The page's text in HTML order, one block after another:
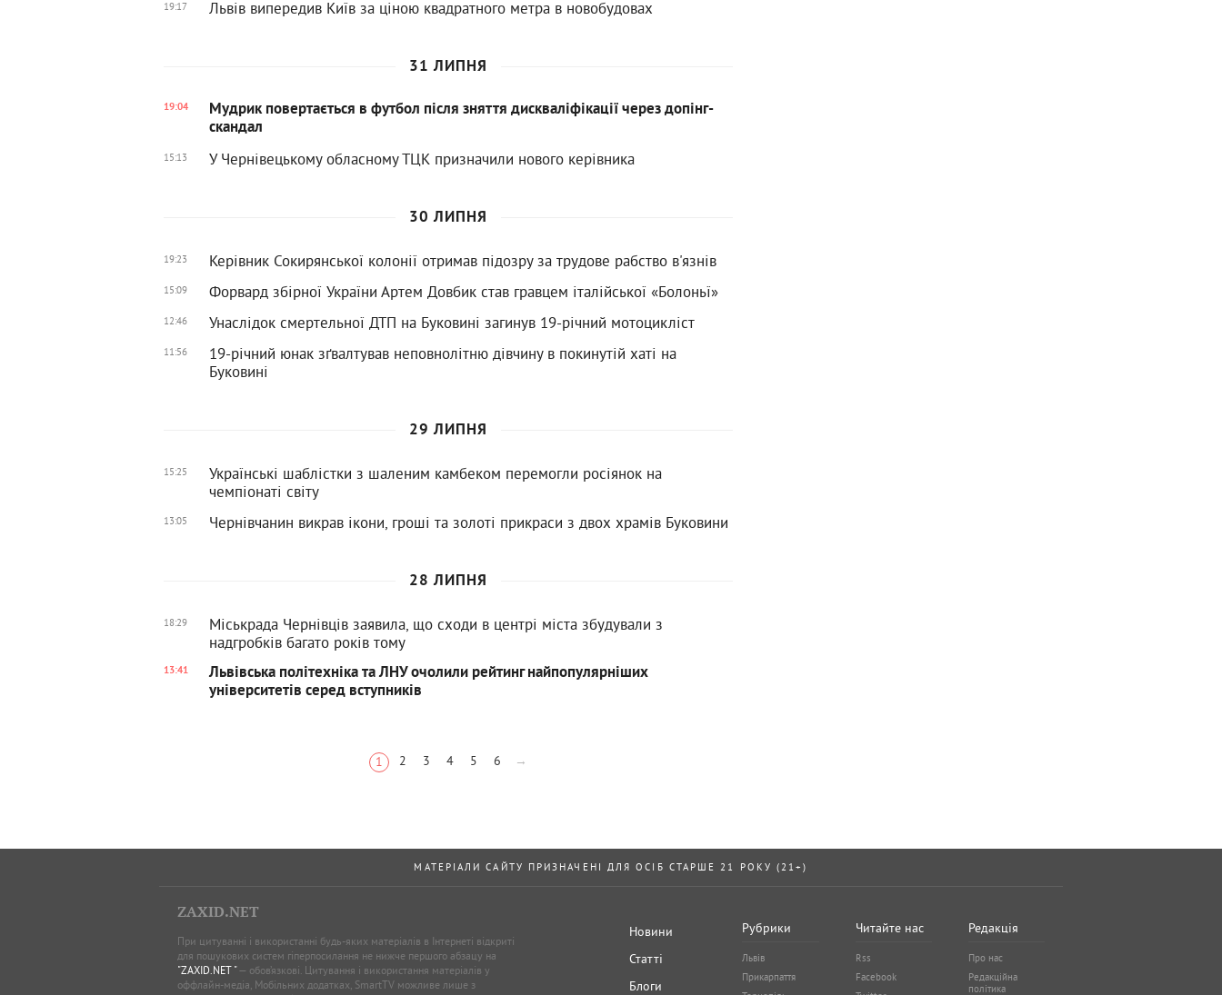
19:17 Львів випередив Київ за ціною квадратного метра в новобудовах
31 ЛИПНЯ
19:04
Мудрик повертається в футбол після зняття дискваліфікації через допінг-
скандал
15:13 У Чернівецькому обласному ТЦК призначили нового керівника
30 ЛИПНЯ
19:23 Керівник Сокирянської колонії отримав підозру за трудове рабство в'язнів
15:09 Форвард збірної України Артем Довбик став гравцем італійської «Болоньї»
12:46 Унаслідок смертельної ДТП на Буковині загинув 19-річний мотоцикліст
11:56
19-річний юнак зґвалтував неповнолітню дівчину в покинутій хаті на
Буковині
29 ЛИПНЯ
15:25
Українські шаблістки з шаленим камбеком перемогли росіянок на
чемпіонаті світу
13:05 Чернівчанин викрав ікони, гроші та золоті прикраси з двох храмів Буковини
28 ЛИПНЯ
18:29
Міськрада Чернівців заявила, що сходи в центрі міста збудували з
надгробків багато років тому
13:41
Львівська політехніка та ЛНУ очолили рейтинг найпопулярніших
університетів серед вступників
1 2 3 4 5 6 →
МАТЕРІАЛИ САЙТУ ПРИЗНАЧЕНІ ДЛЯ ОСІБ СТАРШЕ 21 РОКУ (21+)
ZAXID.NET
При цитуванні і використанні будь-яких матеріалів в Інтернеті відкриті
для пошукових систем гіперпосилання не нижче першого абзацу на
"ZAXID.NET "— обов’язкові. Цитування і використання матеріалів у
оффлайн-медіа, Мобільних додатках, SmartTV можливе лише з
Новини
Статті
Блоги
Рубрики
Львів
Прикарпаття
Читайте нас
Rss
Facebook
Редакція
Про нас
Редакційна
політика